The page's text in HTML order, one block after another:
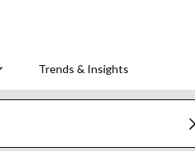
Trends & Insights